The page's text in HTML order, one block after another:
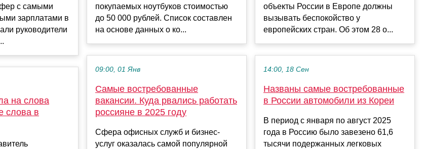
с самыми
зарплатами в
руководители
на слова
слова в
покупаемых ноутбуков стоимостью
до 50 000 рублей. Список составлен
на основе данных о ко...
09:00, 01 Янв
Самые востребованные
вакансии. Куда рвались работать
россияне в 2025 году
Сфера офисных служб и бизнес-
услуг оказалась самой популярной
объекты России в Европе должны
вызывать беспокойство у
европейских стран. Об этом 28 о...
14:00, 18 Сен
Названы самые востребованные
в России автомобили из Кореи
В период с января по август 2025
года в Россию было завезено 61,6
тысячи подержанных легковых